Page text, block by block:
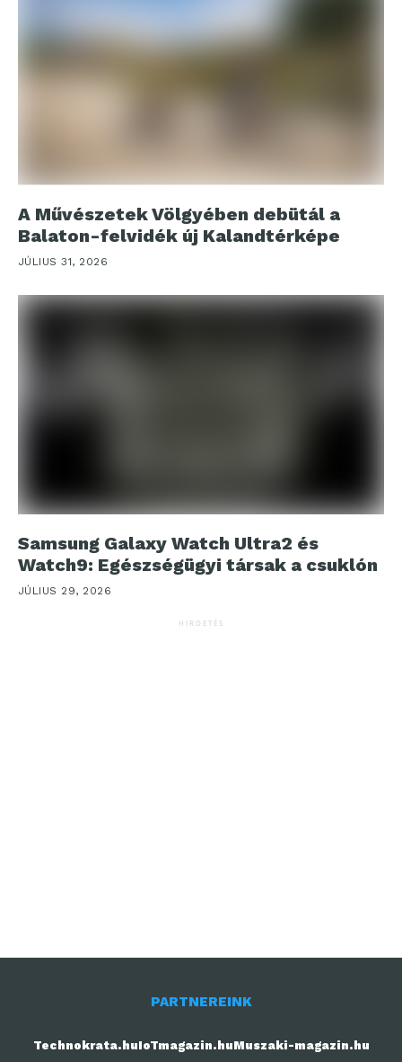
A Művészetek Völgyében debütál a
Balaton-felvidék új Kalandtérképe
JÚLIUS 31, 2026
Samsung Galaxy Watch Ultra2 és
Watch9: Egészségügyi társak a csuklón
JÚLIUS 29, 2026
HIRDETÉS
PARTNEREINK
Technokrata.huIoTmagazin.huMuszaki-magazin.hu